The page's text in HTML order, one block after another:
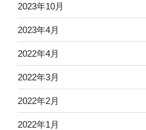
2023年10月
2023年4月
2022年4月
2022年3月
2022年2月
2022年1月